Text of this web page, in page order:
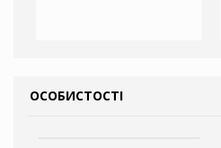
ОСОБИСТОСТІ